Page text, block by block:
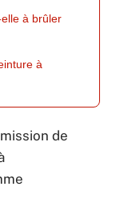
à brûler
à
de